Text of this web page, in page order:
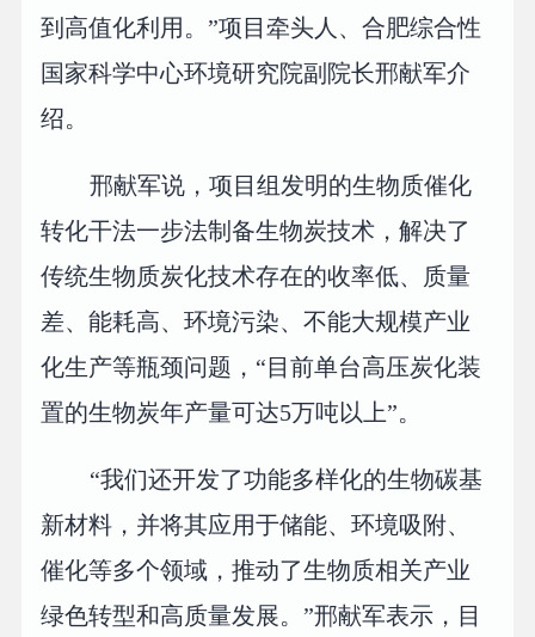
到高值化利用。”项目牵头人、合肥综合性
国家科学中心环境研究院副院长邢献军介
绍。
邢献军说，项目组发明的生物质催化
转化干法一步法制备生物炭技术，解决了
传统生物质炭化技术存在的收率低、质量
差、能耗高、环境污染、不能大规模产业
化生产等瓶颈问题，“目前单台高压炭化装
置的生物炭年产量可达5万吨以上”。
“我们还开发了功能多样化的生物碳基
新材料，并将其应用于储能、环境吸附、
催化等多个领域，推动了生物质相关产业
绿色转型和高质量发展。”邢献军表示，目